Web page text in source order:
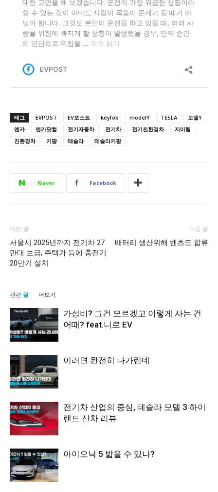
태그 EVPOST EV포스트 keyfob modelY TESLA
모델Y
엔카
엔카닷컴 전기자동차 전기차 전기친환경차
지미림
친환경차
키팝 테슬라 테슬라키팝
Naver Facebook
이전 글
서울시 2025년까지 전기차 27
만대 보급, 주택가 등에 충전기
20만기 설치
다음 글
배터리 생산위해 벤츠도 합류
관련 글 더보기
가성비? 그건 모르겠고 이렇게 사는 건
어때? feat.니로 EV
이러면 완전히 나가린데
전기차 산업의 중심, 테슬라 모델 3 하이
랜드 신차 리뷰
아이오닉 5 밟을 수 있나?